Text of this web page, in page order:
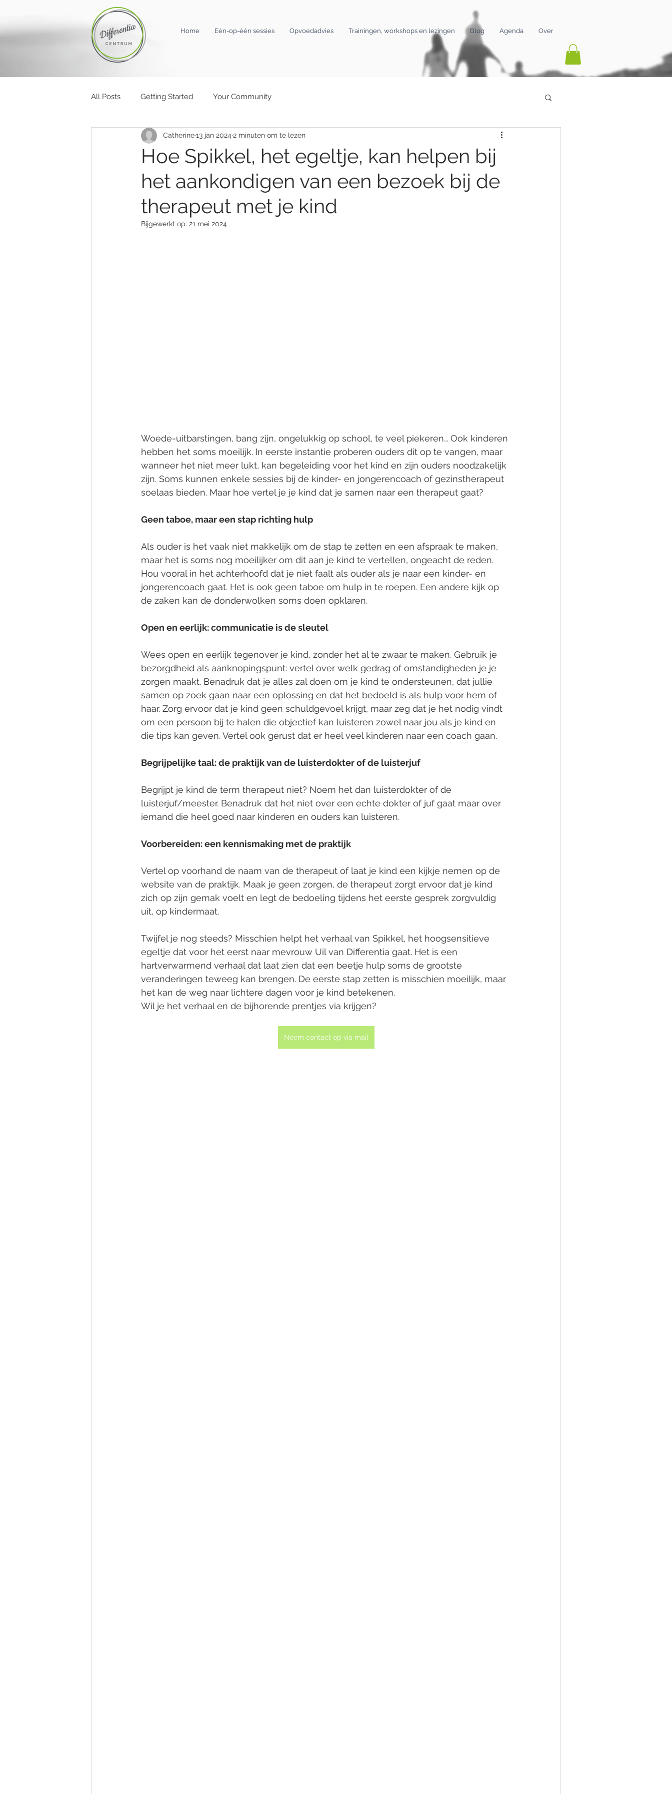
Home Eén-op-één sessies Opvoedadvies Trainingen, workshops en lezingen Blog Agenda Over
All Posts Getting Started Your Community
Hoe Spikkel, het egeltje, kan helpen bij
het aankondigen van een bezoek bij de
therapeut met je kind
Catherine13 jan 2024 2 minuten om te lezen
Bijgewerkt op: 21 mei 2024
Woede-uitbarstingen, bang zijn, ongelukkig op school, te veel piekeren… Ook kinderen
hebben het soms moeilijk. In eerste instantie proberen ouders dit op te vangen, maar
wanneer het niet meer lukt, kan begeleiding voor het kind en zijn ouders noodzakelijk
zijn. Soms kunnen enkele sessies bij de kinder- en jongerencoach of gezinstherapeut
soelaas bieden. Maar hoe vertel je je kind dat je samen naar een therapeut gaat?
Geen taboe, maar een stap richting hulp
Als ouder is het vaak niet makkelijk om de stap te zetten en een afspraak te maken,
maar het is soms nog moeilijker om dit aan je kind te vertellen, ongeacht de reden.
Hou vooral in het achterhoofd dat je niet faalt als ouder als je naar een kinder- en
jongerencoach gaat. Het is ook geen taboe om hulp in te roepen. Een andere kijk op
de zaken kan de donderwolken soms doen opklaren.
Open en eerlijk: communicatie is de sleutel
Wees open en eerlijk tegenover je kind, zonder het al te zwaar te maken. Gebruik je
bezorgdheid als aanknopingspunt: vertel over welk gedrag of omstandigheden je je
zorgen maakt. Benadruk dat je alles zal doen om je kind te ondersteunen, dat jullie
samen op zoek gaan naar een oplossing en dat het bedoeld is als hulp voor hem of
haar. Zorg ervoor dat je kind geen schuldgevoel krijgt, maar zeg dat je het nodig vindt
om een persoon bij te halen die objectief kan luisteren zowel naar jou als je kind en
die tips kan geven. Vertel ook gerust dat er heel veel kinderen naar een coach gaan.
Begrijpelijke taal: de praktijk van de luisterdokter of de luisterjuf
Begrijpt je kind de term therapeut niet? Noem het dan luisterdokter of de
luisterjuf/meester. Benadruk dat het niet over een echte dokter of juf gaat maar over
iemand die heel goed naar kinderen en ouders kan luisteren.
Voorbereiden: een kennismaking met de praktijk
Vertel op voorhand de naam van de therapeut of laat je kind een kijkje nemen op de
website van de praktijk. Maak je geen zorgen, de therapeut zorgt ervoor dat je kind
zich op zijn gemak voelt en legt de bedoeling tijdens het eerste gesprek zorgvuldig
uit, op kindermaat.
Twijfel je nog steeds? Misschien helpt het verhaal van Spikkel, het hoogsensitieve
egeltje dat voor het eerst naar mevrouw Uil van Differentia gaat. Het is een
hartverwarmend verhaal dat laat zien dat een beetje hulp soms de grootste
veranderingen teweeg kan brengen. De eerste stap zetten is misschien moeilijk, maar
het kan de weg naar lichtere dagen voor je kind betekenen.
Wil je het verhaal en de bijhorende prentjes via krijgen?
Neem contact op via mail